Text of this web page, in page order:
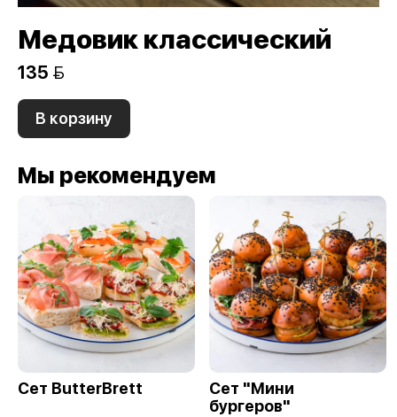
Медовик классический
135 
В корзину
Мы рекомендуем
Сет ButterBrett
Сет "Мини
бургеров"